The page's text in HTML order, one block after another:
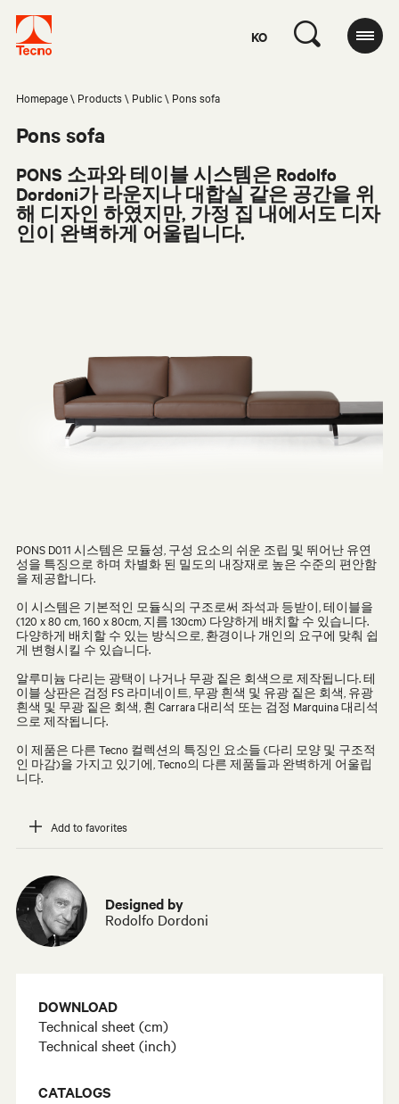
KO
Homepage Products Public Pons sofa
Pons sofa
PONS 소파와 테이블시스템은Rodolfo
Dordoni가 라운지나 대합실 같은 공간을 위
해 디자인 하였지만, 가정 집 내에서도 디자
인이 완벽하게 어울립니다.
PONS D011 시스템은 모듈성, 구성 요소의 쉬운 조립 및 뛰어난 유연
성을 특징으로 하며 차별화 된 밀도의 내장재로 높은 수준의 편안함
을 제공합니다.
이 시스템은 기본적인 모듈식의 구조로써 좌석과 등받이, 테이블을
(120 x 80 cm, 160 x 80cm, 지름 130cm) 다양하게 배치할 수 있습니다.
다양하게 배치할 수 있는 방식으로, 환경이나 개인의 요구에 맞춰 쉽
게 변형시킬 수 있습니다.
알루미늄 다리는 광택이 나거나 무광 짙은 회색으로 제작됩니다. 테
이블 상판은 검정 FS 라미네이트, 무광 흰색 및 유광 짙은 회색, 유광
흰색 및 무광 짙은 회색, 흰 Carrara 대리석 또는 검정 Marquina 대리석
으로 제작됩니다.
이 제품은 다른 Tecno 컬렉션의 특징인 요소들 (다리 모양 및 구조적
인 마감)을 가지고 있기에, Tecno의 다른 제품들과 완벽하게 어울립
니다.
Add to favorites
Designed by
Rodolfo Dordoni
DOWNLOAD
Technical sheet (cm)
Technical sheet (inch)
CATALOGS